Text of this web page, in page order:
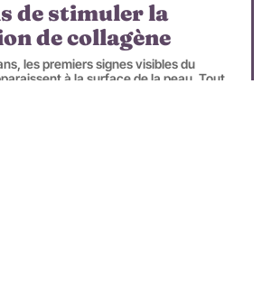
de stimuler la
de collagène
les premiers signes visibles du
à la surface de la peau. Tout